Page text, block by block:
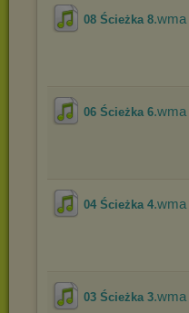
08 Ścieżka 8.wma
06 Ścieżka 6.wma
04 Ścieżka 4.wma
03 Ścieżka 3.wma